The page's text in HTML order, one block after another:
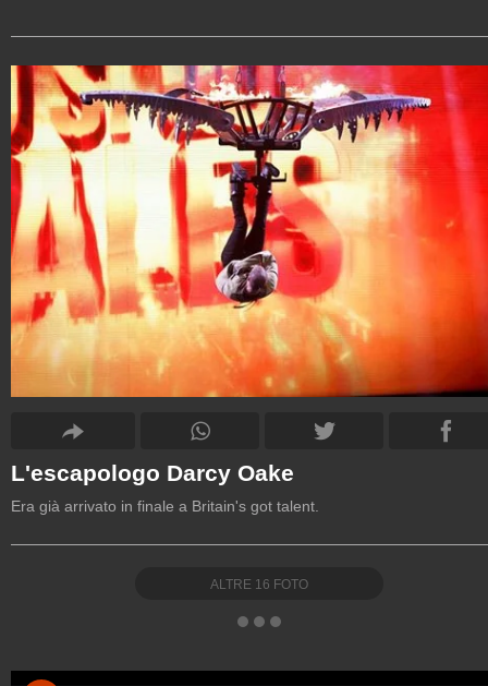
L'escapologo Darcy Oake
Era già arrivato in finale a Britain's got talent.
ALTRE 16 FOTO